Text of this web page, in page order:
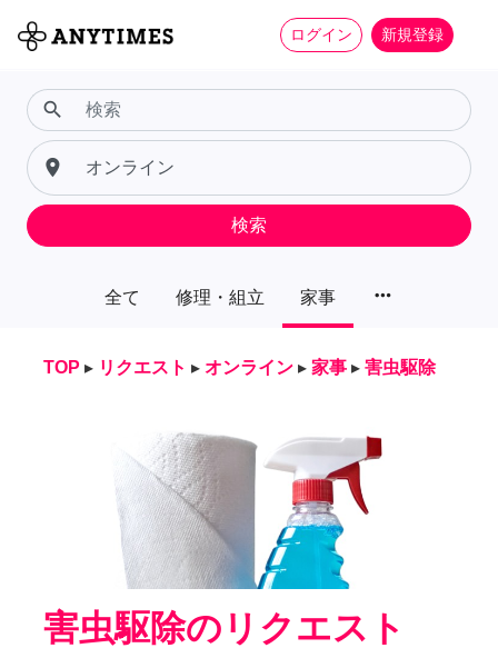
ログイン 新規登録
全て 修理・組立 家事 more_horiz
search
place
検索
TOP ▸ リクエスト ▸ オンライン ▸ 家事 ▸ 害虫駆除
害虫駆除のリクエスト